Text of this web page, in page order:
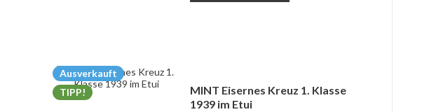
Ausverkauft
TIPP!
MINT Eisernes Kreuz 1. Klasse
1939 im Etui